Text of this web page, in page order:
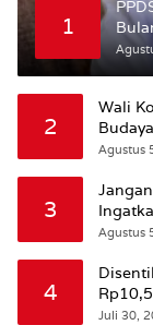
1
ke
2
Wali
Agustus
3
Agustus
4
Beri
Juli 30,